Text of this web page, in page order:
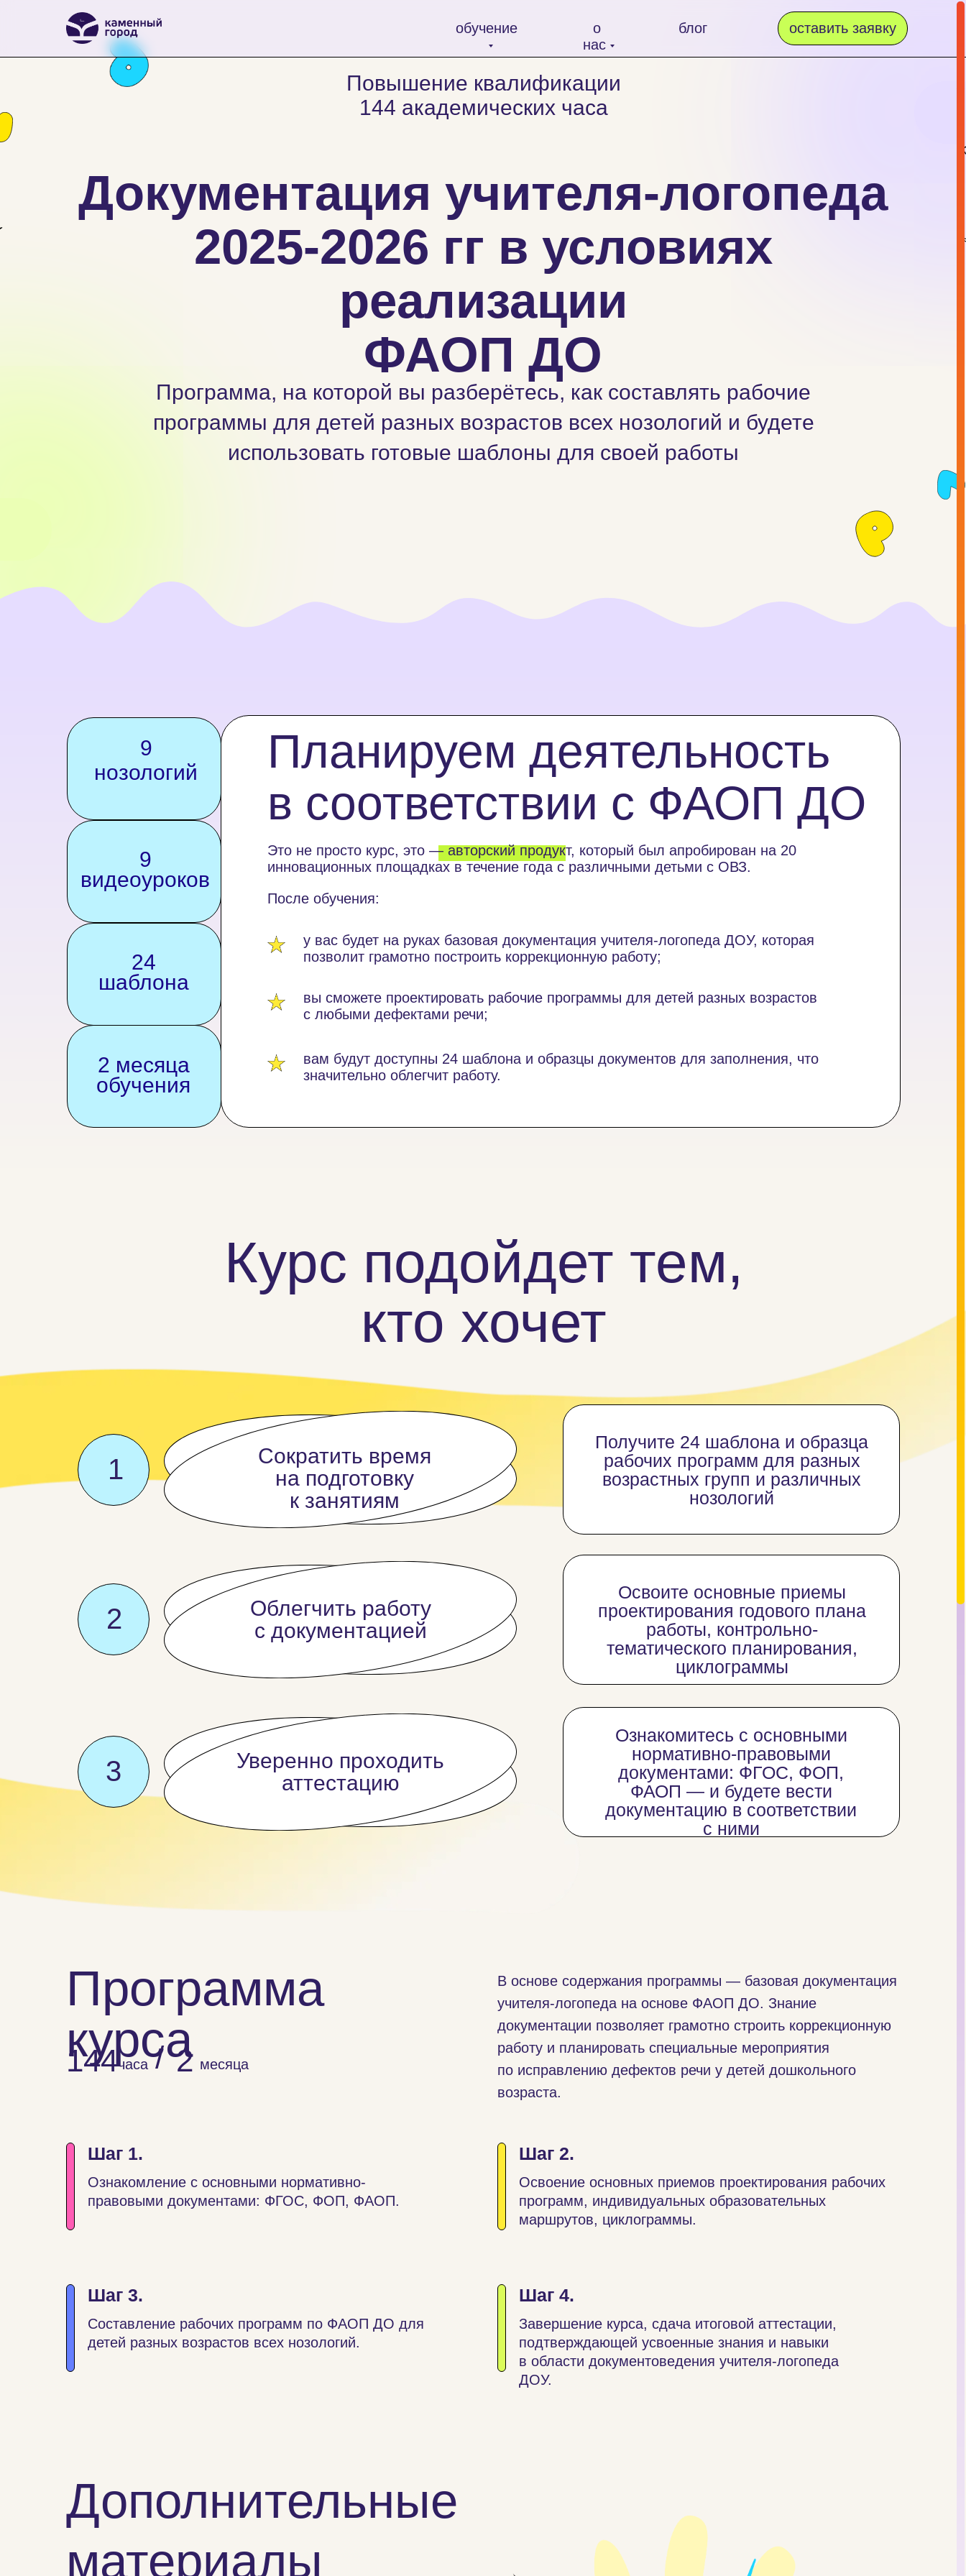
обучение
о
нас
блог оставить заявку
Документация учителя-логопеда
2025-2026 гг в условиях
реализации
ФАОП ДО
Программа, на которой вы разберётесь, как составлять рабочие
программы для детей разных возрастов всех нозологий и будете
использовать готовые шаблоны для своей работы
Повышение квалификации
144 академических часа
Планируем деятельность
в соответствии с ФАОП ДО
Это не просто курс, это — авторский продукт, который был апробирован на 20
инновационных площадках в течение года с различными детьми с ОВЗ.
9
нозологий
9
видеоуроков
24
шаблона
2 месяца
обучения
Записаться на обучение
у вас будет на руках базовая документация учителя-логопеда ДОУ, которая
позволит грамотно построить коррекционную работу;
вы сможете проектировать рабочие программы для детей разных возрастов
с любыми дефектами речи;
вам будут доступны 24 шаблона и образцы документов для заполнения, что
значительно облегчит работу.
После обучения:
Курс подойдет тем,
кто хочет
Сократить время
на подготовку
к занятиям
Получите 24 шаблона и образца
рабочих программ для разных
возрастных групп и различных
нозологий
1
Облегчить работу
с документацией
Освоите основные приемы
проектирования годового плана
работы, контрольно-
тематического планирования,
циклограммы
2
Уверенно прох одить
аттестацию
Ознакомитесь с основными
нормативно-правовыми
документами: ФГОС, ФОП,
ФАОП — и будете вести
документацию в соответствии
с ними
3
Программа
курса
В основе содержания программы — базовая документация
учителя-логопеда на основе ФАОП ДО. Знание
документации позволяет грамотно строить коррекционную
работу и планировать специальные мероприятия
по исправлению дефектов речи у детей дошкольного
возраста.
144часа / 2 месяца
Шаг 1.
Ознакомление с основными нормативно-
правовыми документами: ФГОС, ФОП, ФАОП.
Шаг 2.
Освоение основных приемов проектирования рабочих
программ, индивидуальных образовательных
маршрутов, циклограммы.
Шаг 3.
Составление рабочих программ по ФАОП ДО для
детей разных возрастов всех нозологий.
Шаг 4.
Завершение курса, сдача итоговой аттестации,
подтверждающей усвоенные знания и навыки
в области документоведения учителя-логопеда
ДОУ.
Дополнительные
материалы